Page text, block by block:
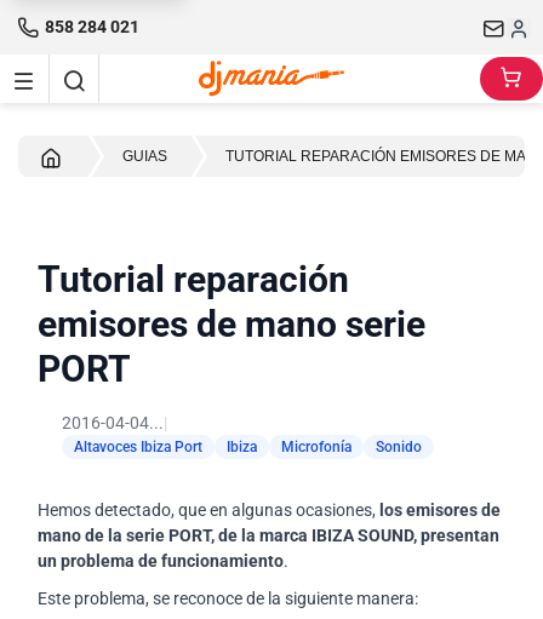
858 284 021
GUIAS TUTORIAL REPARACIÓN EMISORES DE
Tutorial reparación
emisores de mano serie
PORT
2016-04-04...|
Altavoces Ibiza Port Ibiza Microfonía Sonido
Hemos detectado, que en algunas ocasiones, los emisores de
mano de la serie PORT, de la marca IBIZA SOUND, presentan
un problema de funcionamiento.
Este problema, se reconoce de la siguiente manera: